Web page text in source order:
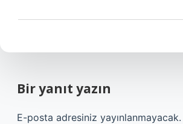
Bir yanıt yazın
E-posta adresiniz yayınlanmayacak.